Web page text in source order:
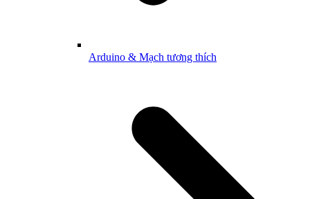
Arduino & Mạch tương thích